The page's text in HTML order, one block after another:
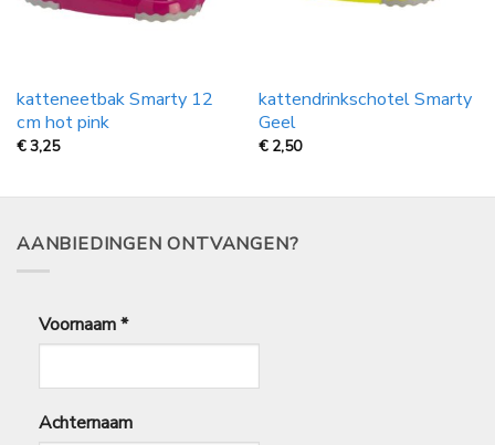
katteneetbak Smarty 12
cm hot pink
€3,25
kattendrinkschotel Smarty
Geel
€ 2,50
AANBIEDINGEN ONTVANGEN?
Voornaam*
Achternaam